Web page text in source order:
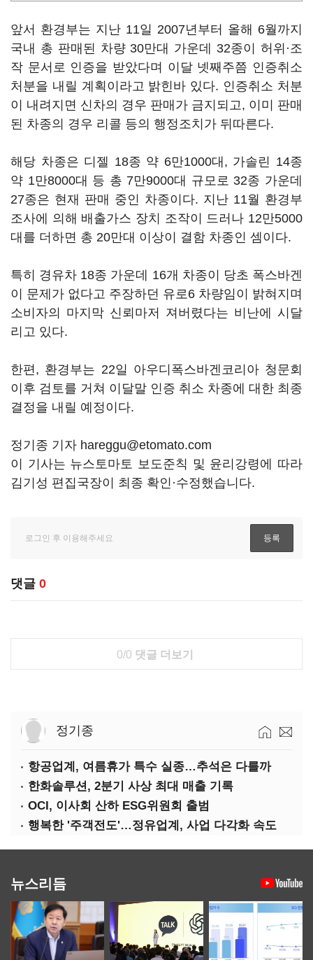
앞서 환경부는 지난 11일 2007년부터 올해 6월까지
국내 총 판매된 차량 30만대 가운데 32종이 허위·조
작 문서로 인증을 받았다며 이달 넷째주쯤 인증취소
처분을 내릴 계획이라고 밝힌바 있다. 인증취소 처분
이 내려지면 신차의 경우 판매가 금지되고, 이미 판매
된 차종의 경우 리콜 등의 행정조치가 뒤따른다.
해당 차종은 디젤 18종 약 6만1000대, 가솔린 14종
약 1만8000대 등 총 7만9000대 규모로 32종 가운데
27종은 현재 판매 중인 차종이다. 지난 11월 환경부
조사에 의해 배출가스 장치 조작이 드러나 12만5000
대를 더하면 총 20만대 이상이 결함 차종인 셈이다.
특히 경유차 18종 가운데 16개 차종이 당초 폭스바겐
이 문제가 없다고 주장하던 유로6 차량임이 밝혀지며
소비자의 마지막 신뢰마저 져버렸다는 비난에 시달
리고 있다.
한편, 환경부는 22일 아우디폭스바겐코리아 청문회
이후 검토를 거쳐 이달말 인증 취소 차종에 대한 최종
결정을 내릴 예정이다.
정기종 기자 hareggu@etomato.com
이 기사는 뉴스토마토 보도준칙 및 윤리강령에 따라
김기성 편집국장이 최종 확인·수정했습니다.
댓글 0
0/0 댓글 더보기
정기종
항공업계, 여름휴가 특수 실종…추석은 다를까
한화솔루션, 2분기 사상 최대 매출 기록
OCI, 이사회 산하 ESG위원회 출범
행복한 '주객전도'…정유업계, 사업 다각화 속도
뉴스리듬